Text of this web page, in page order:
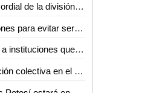
Trabajo y resultados, misión primordial de la división caminos de la Guardia Civil estatal
La FGESLP emite recomendaciones para evitar ser víctima del robo de vehículos
UASLP entrega reconocimientos a instituciones que fungieron como campos clínicos para estudiantes de la Facultad de Medicina
Convocan a participar en exposición colectiva en el Museo del Ferrocarril